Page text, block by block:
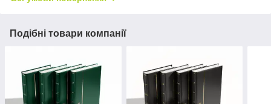
Подібні товари компанії